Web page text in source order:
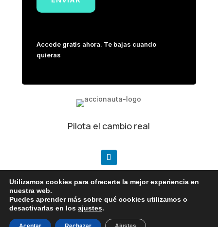
Accede gratis ahora. Te bajas cuando
quieras
Pilota el cambio real
Política de privacidad|Aviso legal
Utilizamos cookies para ofrecerte la mejor experiencia en
nuestra web.
Puedes aprender más sobre qué cookies utilizamos o
desactivarlas en los ajustes.